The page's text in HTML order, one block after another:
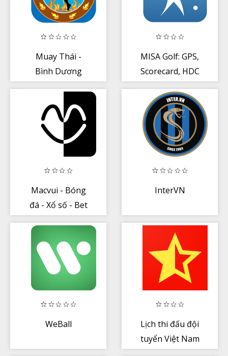
Muay Thái -
Bình Dương
MISA Golf: GPS,
Scorecard, HDC
Macvui - Bóng
đá - Xổ số - Bet
InterVN
WeBall
Lịch thi đấu đội
tuyển Việt Nam